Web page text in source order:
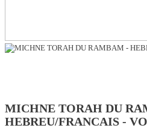
MICHNE TORAH DU
HEBREU/FRANCAIS -